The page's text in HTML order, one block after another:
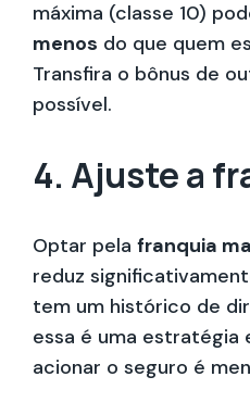
máxima (classe 10)
menos do que quem
Transfira o bônus de
possível.
4. Ajuste a
Optar pela franquia
reduz
tem um histórico de
essa é uma
acionar o seguro é